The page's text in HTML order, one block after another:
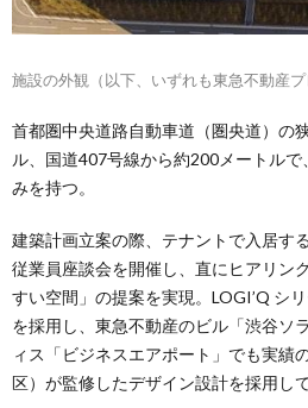
施設の外観（以下、いずれも東急不動産プ
首都圏中央道路自動車道（圏央道）の
ル、国道407号線から約200メートル
みを持つ。
建築計画立案の際、テナントで入居す
従業員座談会を開催し、直にヒアリン
すい空間」の提案を実現。LOGI’Q シ
を採用し、東急不動産のビル「渋谷ソ
ィス「ビジネスエアポート」でも実績
区）が監修したデザイン設計を採用して